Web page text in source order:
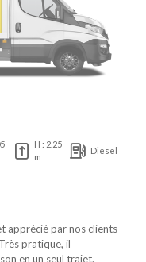
H : 2.25
m
Diesel
apprécié par nos clients
pratique, il
en un seul trajet.